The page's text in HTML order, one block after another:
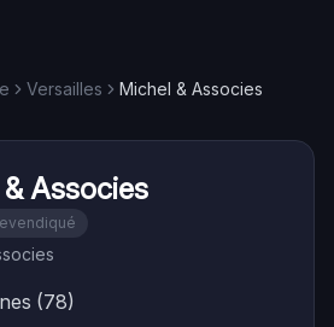
Versailles Michel & Associes
Associes
(78)